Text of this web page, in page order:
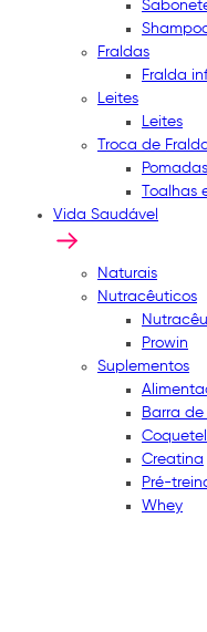
Fraldas
Fralda
Leites
Leites
Troca de
Pomadas
Toalhas
Vida Saudável
Naturais
Nutracêuticos
Prowin
Suplementos
Barra de
Creatina
Pré-
Whey